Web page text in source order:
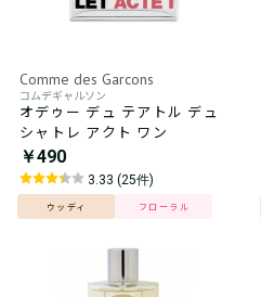
Comme des Garcons
コムデギャルソン
オデゥー デュ テアトル デュ
シャトレ アクト ワン
￥490
3.33 (25件)
ウッディ フローラル